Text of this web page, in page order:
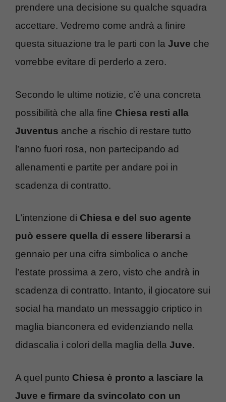
prendere una decisione su qualche squadra
accettare. Vedremo come andrà a finire
questa situazione tra le parti con la Juve che
vorrebbe evitare di perderlo a zero.
Secondo le ultime notizie, c’è una concreta
possibilità che alla fine Chiesa resti alla
Juventus anche a rischio di restare tutto
l’anno fuori rosa, non partecipando ad
allenamenti e partite per andare poi in
scadenza di contratto.
L’intenzione di Chiesa e del suo agente
può essere quella di essere liberarsi a
gennaio per una cifra simbolica o anche
l’estate prossima a zero, visto che andrà in
scadenza di contratto. Intanto, il giocatore sui
social ha mandato un messaggio criptico in
maglia bianconera ed evidenziando nella
didascalia i colori della maglia della Juve.
A quel punto Chiesa è pronto a lasciare la
Juve e firmare da svincolato con un